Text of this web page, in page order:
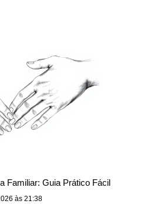
Familiar: Guia Prático Fácil
às 21:38